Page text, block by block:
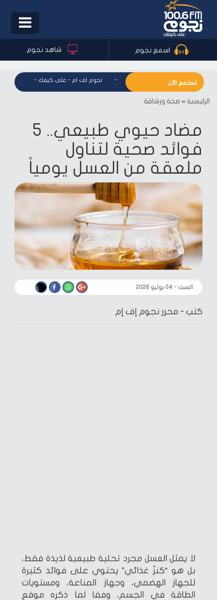
Toggle
اسمع نجوم شاهد نجوم
تستمع الآن
نجوم اف ام - على كيفك - نجوم اف ام - على كيفك نجوم اف
الرئيسية » صحة ورشاقة
مضاد حيوي طبيعي.. 5
فوائد صحية لتناول
ملعقة من العسل يومياً
السبت - ٠٤ يوليو ٢٠٢٦
كتب - محرر نجوم إف إم
لا يمثل العسل مجرد تحلية طبيعية لذيذة فقط،
بل هو “كنزٌ غذائي” يحتوي على فوائد كثيرة
للجهاز الهضمي، وجهاز المناعة، ومستويات
الطاقة في الجسم، وفقا لما ذكره موقع